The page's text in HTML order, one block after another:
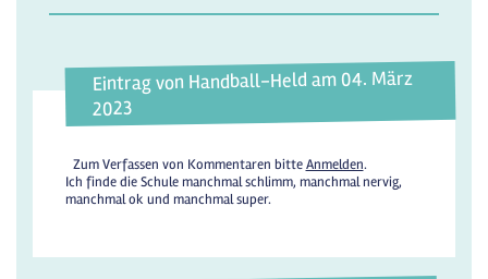
Eintrag von Handball-Held am 04. März
2023
Zum Verfassen von Kommentaren bitteAnmelden.
Ich finde die Schule manchmal schlimm, manchmal nervig,
manchmal ok und manchmal super.